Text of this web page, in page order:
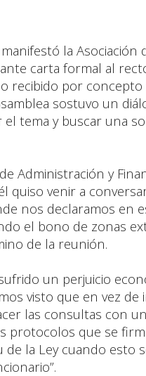
la Asociación
carta formal al
recibido por
sostuvo un
tema y buscar una
Administración y
quiso venir a
nos declaramos en
el bono de zonas
de la reunión.
un perjuicio
visto que en vez de
las consultas con
protocolos que se
la Ley cuando esto